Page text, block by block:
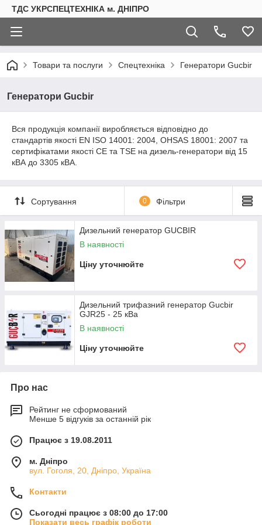
ТДС УКРСПЕЦТЕХНІКА м. ДНІПРО
Товари та послуги Спецтехніка Генератори Gucbir
Генератори Gucbir
Вся продукція компанії виробляється відповідно до
стандартів якості EN ISO 14001: 2004, OHSAS 18001: 2007 та
сертифікатами якості CE та TSE на дизель-генератори від 15
кВА до 3305 кВА.
Сортування 0 Фільтри
Дизельний генератор GUCBIR
В наявності
Ціну уточнюйте
Дизельний трифазний генератор Gucbir
GJR25 - 25 кВа
В наявності
Ціну уточнюйте
Про нас
Рейтинг не сформований
Менше 5 відгуків за останній рік
Працює з 19.08.2011
м. Дніпро
вул. Гоголя, 20, Дніпро, Україна
Контакти
Сьогодні працює з 08:00 до 17:00
Показати весь графік роботи